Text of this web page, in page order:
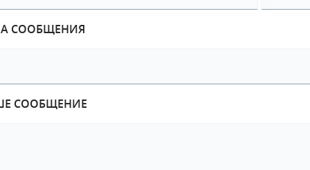
СООБЩЕНИЯ
СООБЩЕНИЕ